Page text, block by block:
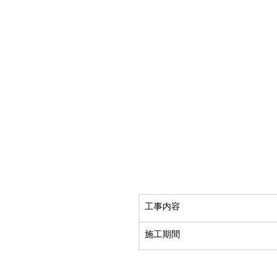
​工事内容
​施工期間